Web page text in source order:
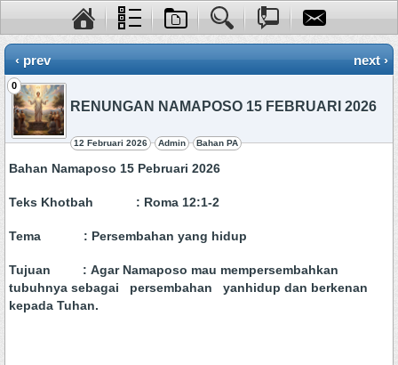
‹ prev next ›
0
RENUNGAN NAMAPOSO 15 FEBRUARI 2026
12 Februari 2026 Admin Bahan PA
Bahan Namaposo 15 Pebruari 2026
Teks Khotbah : Roma 12:1-2
Tema : Persembahan yang hidup
Tujuan : Agar Namaposo mau mempersembahkan
tubuhnya sebagai persembahan yanhidup dan berkenan
kepada Tuhan.